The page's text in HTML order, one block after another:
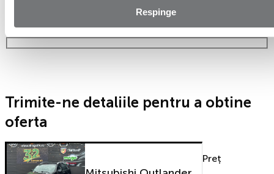
Respinge
Trimite-ne detaliile pentru a obtine
oferta
Preț